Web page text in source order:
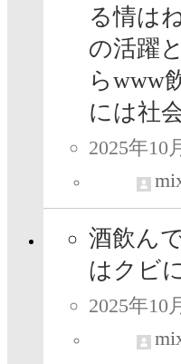
る情は
の活躍
らwww
には社
2025年10
酒飲ん
はクビ
2025年10